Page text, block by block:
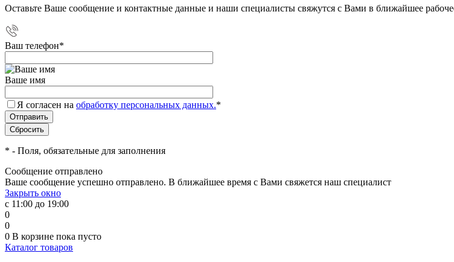
Оставьте Ваше сообщение и контактные данные и наши специалисты свяжутся с Вами в ближайшее
Ваш телефон*
Ваше имя
Я согласен на обработку персональных данных.*
* - Поля, обязательные для заполнения
Сообщение отправлено
Ваше сообщение успешно отправлено. В ближайшее время с Вами свяжется наш специалист
Закрыть окно
с 11:00 до 19:00
0
0
0 В корзине пока пусто
Каталог товаров